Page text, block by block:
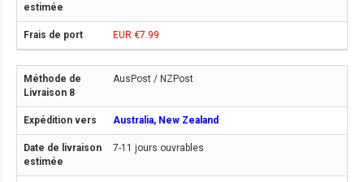
EUR €7.99
AusPost / NZPost
Australia, New Zealand
7-11 jours ouvrables